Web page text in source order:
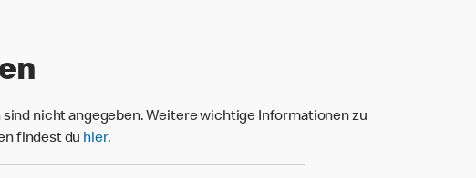
nicht angegeben. Weitere wichtige Informationen zu
findest du hier.